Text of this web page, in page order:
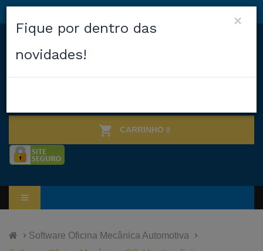
×
Fique por dentro das
novidades!
CARRINHO 0
Software Oficina Mecânica Automotiva